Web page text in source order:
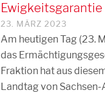
Ewigkeitsgarantie
23. MÄRZ 2023
Am heutigen Tag (23.
das
Fraktion hat aus
Landtag von